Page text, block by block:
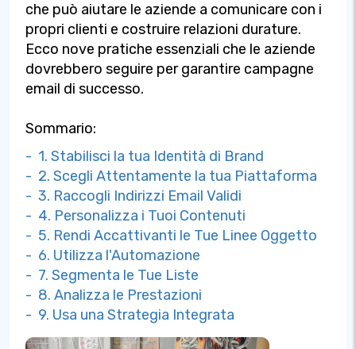
che può aiutare le aziende a comunicare con i
propri clienti e costruire relazioni durature.
Ecco nove pratiche essenziali che le aziende
dovrebbero seguire per garantire campagne
email di successo.
Sommario:
- 1. Stabilisci la tua Identità di Brand
- 2. Scegli Attentamente la tua Piattaforma
- 3. Raccogli Indirizzi Email Validi
- 4. Personalizza i Tuoi Contenuti
- 5. Rendi Accattivanti le Tue Linee Oggetto
- 6. Utilizza l'Automazione
- 7. Segmenta le Tue Liste
- 8. Analizza le Prestazioni
- 9. Usa una Strategia Integrata